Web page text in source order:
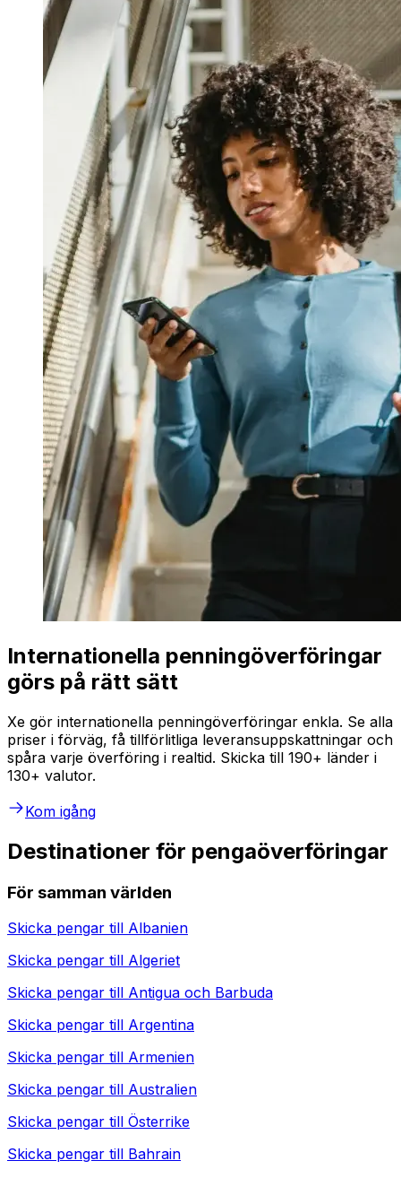
Internationella penningöverföringar
görs på rätt sätt
Xe gör internationella penningöverföringar enkla. Se alla
priser i förväg, få tillförlitliga leveransuppskattningar och
spåra varje överföring i realtid. Skicka till 190+ länder i
130+ valutor.
Kom igång
Destinationer för pengaöverföringar
För samman världen
Skicka pengar till Albanien
Skicka pengar till Algeriet
Skicka pengar till Antigua och Barbuda
Skicka pengar till Argentina
Skicka pengar till Armenien
Skicka pengar till Australien
Skicka pengar till Österrike
Skicka pengar till Bahrain